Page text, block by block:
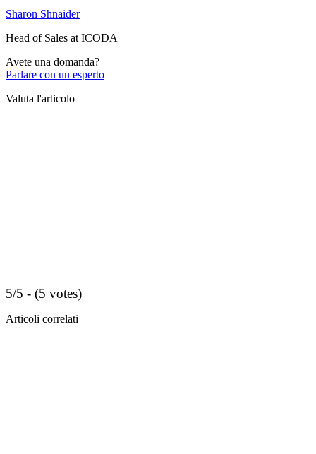
Sharon Shnaider
Head of Sales at ICODA
Avete una domanda?
Parlare con un esperto
Valuta l'articolo
5/5 - (5 votes)
Articoli correlati